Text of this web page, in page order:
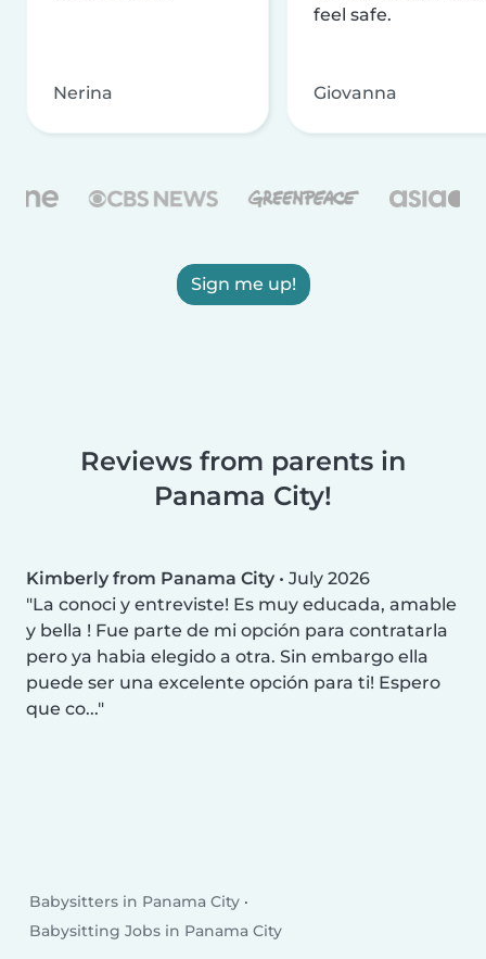
Nerina
feel safe.
Giovanna
Sign me up!
Reviews from parents in
Panama City!
Kimberly from Panama City • July 2026
La conoci y entreviste! Es muy educada, amable
y bella ! Fue parte de mi opción para contratarla
pero ya habia elegido a otra. Sin embargo ella
puede ser una excelente opción para ti! Espero
que co...
Babysitters in Panama City
Babysitting Jobs in Panama City